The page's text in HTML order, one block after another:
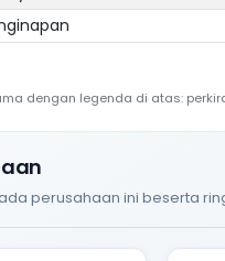
dengan legenda di atas:
perusahaan ini beserta